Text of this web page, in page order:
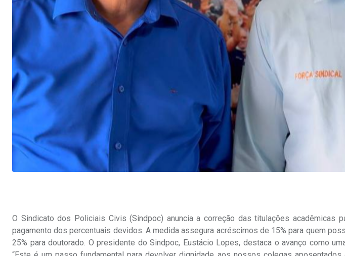
O Sindicato dos Policiais Civis (Sindpoc) anuncia a correção das titulações acadêmicas
pagamento dos percentuais devidos. A medida assegura acréscimos de 15% para quem
25% para doutorado. O presidente do Sindpoc, Eustácio Lopes, destaca o avanço como